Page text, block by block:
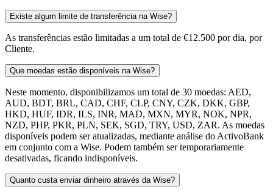
Existe algum limite de transferência na Wise?
As transferências estão limitadas a um total de €12.500 por dia, por
Cliente.​
Que moedas estão disponíveis na Wise?
Neste momento, disponibilizamos um total de 30 moedas: AED,
AUD, BDT, BRL, CAD, CHF, CLP, CNY, CZK, DKK, GBP,
HKD, HUF, IDR, ILS, INR, MAD, MXN, MYR, NOK, NPR,
NZD, PHP, PKR, PLN, SEK, SGD, TRY, USD, ZAR. As moedas
disponíveis podem ser atualizadas, mediante análise do ActivoBank
em conjunto com a Wise. Podem também ser temporariamente
desativadas, ficando indisponíveis.
Quanto custa enviar dinheiro através da Wise?